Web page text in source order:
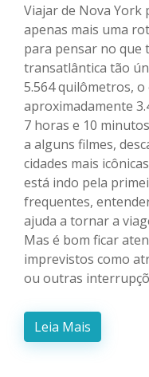
Viajar de Nova York
apenas mais uma
para pensar no que
transatlântica tão
5.564 quilômetros,
aproximadamente
7 horas e 10
a alguns filmes,
cidades mais
está indo pela
frequentes,
ajuda a tornar a
Mas é bom ficar
imprevistos como
ou outras
Leia Mais